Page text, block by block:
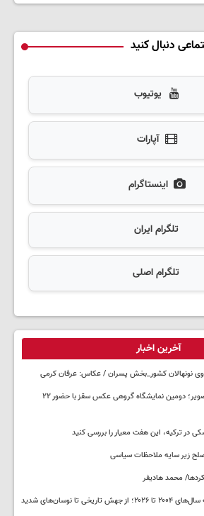
دنبال کنید
یوتیوب
آپارات
اینستاگرام
تلگرام ایران
تلگرام اصلی
آخرین اخبار
نونهالان کشور_بخش پسران / عکاس: عرفان کرمی
روایت کردستان در قاب تصویر؛ دومین نمایشگاه گروهی عکس سقز با حضور ۲۲
در ترکیه، این هفت معیار را بررسی کنید
زیر سایه ملاحظات سیاسی
محمد هادیفر
تا نوسان‌های شدید